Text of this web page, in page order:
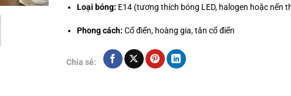
Loại bóng: E14 (tương thích bóng LED, halogen hoặc nến
Phong cách: Cổ điển, hoàng gia, tân cổ điển
Chia sẻ: